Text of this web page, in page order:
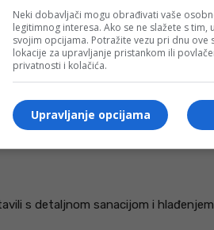
člana porodice koji je u tom
bile su ključne da se izbjegne
s detaljnom sanacijom i
Neki dobavljači mogu obrađivati vaše
legitimnog interesa. Ako se ne slažete s tim,
svojim opcijama. Potražite vezu pri dnu ove
lokacije za upravljanje pristankom ili
privatnosti i kolačića.
Upravljanje opcijama